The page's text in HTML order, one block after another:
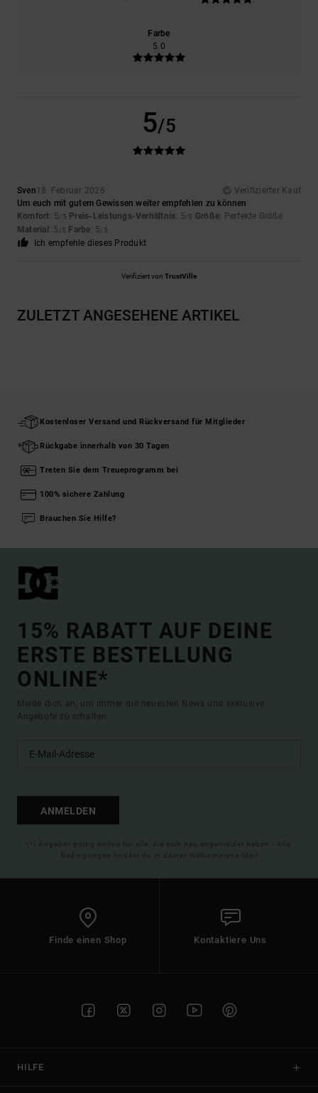
Farbe
5.0
5/5
Sven18. Februar 2026
Verifizierter Kauf
Um euch mit gutem Gewissen weiter empfehlen zu können
Komfort: 5/5 Preis-Leistungs-Verhältnis: 5/5 Größe: Perfekte Größe
Material : 5 /5 Farbe: 5/5
Ich empfehle dieses Produkt
Verifiziert von TrustVille
ZULETZT ANGESEHENE ARTIKEL
Kostenloser Versand und Rückversand für Mitglieder
Rückgabe innerhalb von 30 Tagen
Treten Sie dem Treueprogramm bei
100% sichere Zahlung
Brauchen Sie Hilfe?
15% RABATT AUF DEINE
ERSTE BESTELLUNG
ONLINE*
Melde dich an, um immer die neuesten News und exklusive
Angebote zu erhalten.
ANMELDEN
(*) Angebot gültig online für alle, die sich neu angemeldet haben - Alle
Bedingungen findest du in deiner Willkommens-Mail
Finde einen Shop Kontaktiere Uns
HILFE